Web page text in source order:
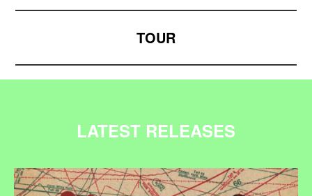
TOUR
LATEST RELEASES